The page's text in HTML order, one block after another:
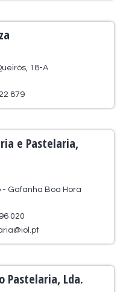
18-A
879
e Pastelaria,
- Gafanha Boa Hora
020
Pastelaria, Lda.